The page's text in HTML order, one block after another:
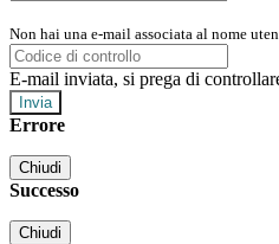
Non hai una e-mail associata al nome
E-mail inviata, si prega di
Errore
Chiudi
Successo
Chiudi